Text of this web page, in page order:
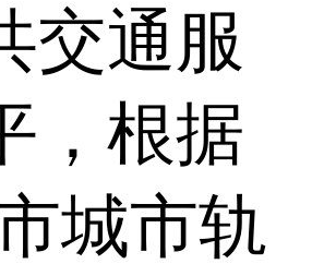
交通服
，根据
城市轨